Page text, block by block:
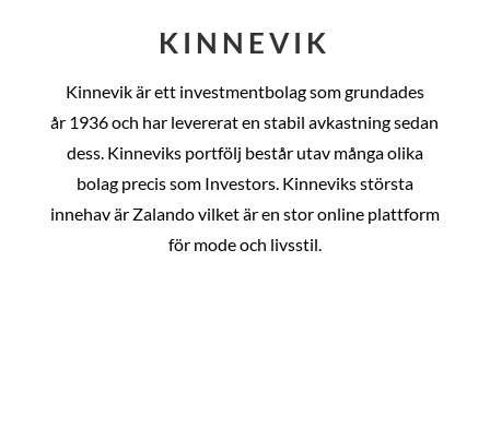
KINNEVIK
Kinnevik är ett investmentbolag som grundades
år 1936 och har levererat en stabil avkastning sedan
dess. Kinneviks portfölj består utav många olika
bolag precis som Investors. Kinneviks största
innehav är Zalando vilket är en stor online plattform
för mode och livsstil.